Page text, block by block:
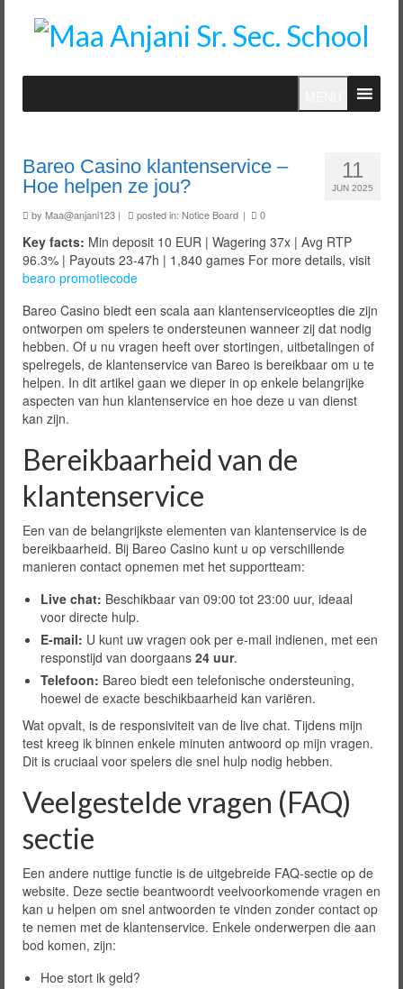
11
JUN 2025
Bareo Casino klantenservice –
Hoe helpen ze jou?
by Maa@anjani123 | posted in: Notice Board | 0
Key facts: Min deposit 10 EUR | Wagering 37x | Avg RTP
96.3% | Payouts 23-47h | 1,840 games For more details, visit
bearo promotiecode
Bareo Casino biedt een scala aan klantenserviceopties die zijn
ontworpen om spelers te ondersteunen wanneer zij dat nodig
hebben. Of u nu vragen heeft over stortingen, uitbetalingen of
spelregels, de klantenservice van Bareo is bereikbaar om u te
helpen. In dit artikel gaan we dieper in op enkele belangrijke
aspecten van hun klantenservice en hoe deze u van dienst
kan zijn.
Bereikbaarheid van de
klantenservice
Een van de belangrijkste elementen van klantenservice is de
bereikbaarheid. Bij Bareo Casino kunt u op verschillende
manieren contact opnemen met het supportteam:
Live chat: Beschikbaar van 09:00 tot 23:00 uur, ideaal
voor directe hulp.
E-mail: U kunt uw vragen ook per e-mail indienen, met een
responstijd van doorgaans 24 uur.
Telefoon: Bareo biedt een telefonische ondersteuning,
hoewel de exacte beschikbaarheid kan variëren.
Wat opvalt, is de responsiviteit van de live chat. Tijdens mijn
test kreeg ik binnen enkele minuten antwoord op mijn vragen.
Dit is cruciaal voor spelers die snel hulp nodig hebben.
Veelgestelde vragen (FAQ)
sectie
Een andere nuttige functie is de uitgebreide FAQ-sectie op de
website. Deze sectie beantwoordt veelvoorkomende vragen en
kan u helpen om snel antwoorden te vinden zonder contact op
te nemen met de klantenservice. Enkele onderwerpen die aan
bod komen, zijn:
Hoe stort ik geld?